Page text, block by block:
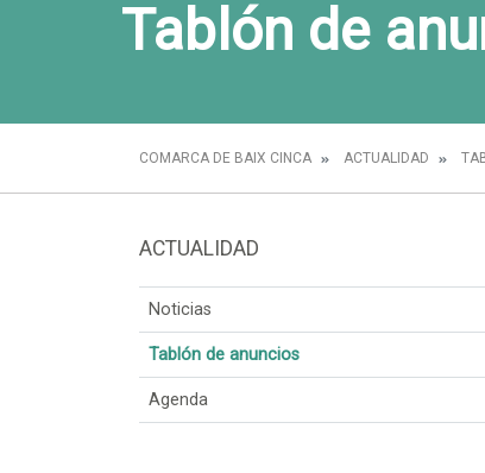
Tablón de
COMARCA DE BAIX CINCA ACTUALIDAD
ACTUALIDAD
Noticias
Tablón de anuncios
Agenda